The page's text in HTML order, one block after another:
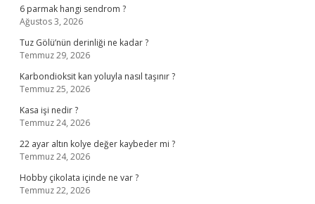
6 parmak hangi sendrom ?
Ağustos 3, 2026
Tuz Gölü’nün derinliği ne kadar ?
Temmuz 29, 2026
Karbondioksit kan yoluyla nasıl taşınır ?
Temmuz 25, 2026
Kasa işi nedir ?
Temmuz 24, 2026
22 ayar altın kolye değer kaybeder mi ?
Temmuz 24, 2026
Hobby çikolata içinde ne var ?
Temmuz 22, 2026